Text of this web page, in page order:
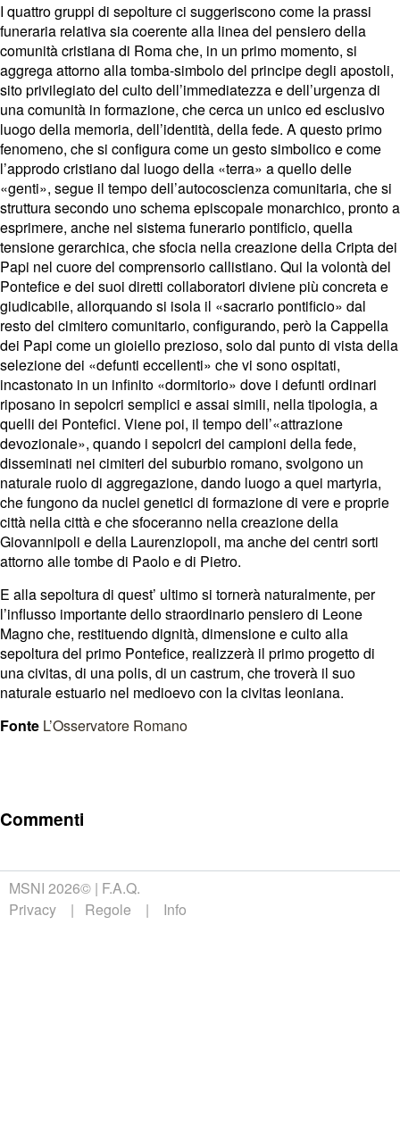
I quattro gruppi di sepolture ci suggeriscono come la prassi
funeraria relativa sia coerente alla linea del pensiero della
comunità cristiana di Roma che, in un primo momento, si
aggrega attorno alla tomba-simbolo del principe degli apostoli,
sito privilegiato del culto dell’immediatezza e dell’urgenza di
una comunità in formazione, che cerca un unico ed esclusivo
luogo della memoria, dell’identità, della fede. A questo primo
fenomeno, che si configura come un gesto simbolico e come
l’approdo cristiano dal luogo della «terra» a quello delle
«genti», segue il tempo dell’autocoscienza comunitaria, che si
struttura secondo uno schema episcopale monarchico, pronto a
esprimere, anche nel sistema funerario pontificio, quella
tensione gerarchica, che sfocia nella creazione della Cripta dei
Papi nel cuore del comprensorio callistiano. Qui la volontà del
Pontefice e dei suoi diretti collaboratori diviene più concreta e
giudicabile, allorquando si isola il «sacrario pontificio» dal
resto del cimitero comunitario, configurando, però la Cappella
dei Papi come un gioiello prezioso, solo dal punto di vista della
selezione dei «defunti eccellenti» che vi sono ospitati,
incastonato in un infinito «dormitorio» dove i defunti ordinari
riposano in sepolcri semplici e assai simili, nella tipologia, a
quelli dei Pontefici. Viene poi, il tempo dell’«attrazione
devozionale», quando i sepolcri dei campioni della fede,
disseminati nei cimiteri del suburbio romano, svolgono un
naturale ruolo di aggregazione, dando luogo a quei martyria,
che fungono da nuclei genetici di formazione di vere e proprie
città nella città e che sfoceranno nella creazione della
Giovannipoli e della Laurenziopoli, ma anche dei centri sorti
attorno alle tombe di Paolo e di Pietro.
E alla sepoltura di quest’ ultimo si tornerà naturalmente, per
l’influsso importante dello straordinario pensiero di Leone
Magno che, restituendo dignità, dimensione e culto alla
sepoltura del primo Pontefice, realizzerà il primo progetto di
una civitas, di una polis, di un castrum, che troverà il suo
naturale estuario nel medioevo con la civitas leoniana.
Fonte L’Osservatore Romano
Commenti
MSNI 2026© F.A.Q.
Privacy
Regole Info